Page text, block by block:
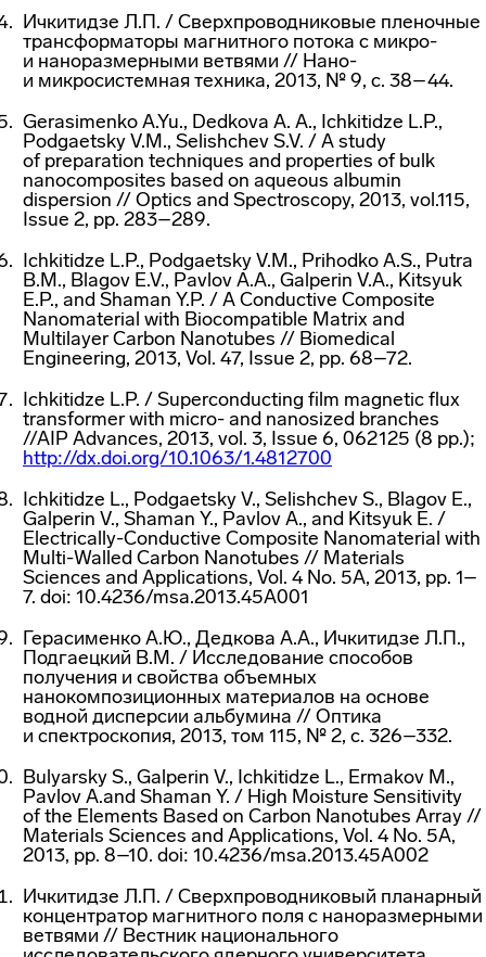
Ичкитидзе Л.П. / Сверхпроводниковые пленочные
трансформаторы магнитного потока с микро-
и наноразмерными ветвями // Нано-
и микросистемная техника, 2013, № 9, с. 38–44.
Gerasimenko A.Yu., Dedkova A. A., Ichkitidze L.P.,
Podgaetsky V.M., Selishchev S.V. / A study
of preparation techniques and properties of bulk
nanocomposites based on aqueous albumin
dispersion // Optics and Spectroscopy, 2013, vol.115,
Issue 2, pp. 283–289.
Ichkitidze L.P., Podgaetsky V.M., Prihodko A.S., Putra
B.M., Blagov E.V., Pavlov A.A., Galperin V.A., Kitsyuk
E.P., and Shaman Y.P. / A Conductive Composite
Nanomaterial with Biocompatible Matrix and
Multilayer Carbon Nanotubes // Biomedical
Engineering, 2013, Vol. 47, Issue 2, pp. 68–72.
Ichkitidze L.P. / Superconducting film magnetic flux
transformer with micro- and nanosized branches
//AIP Advances, 2013, vol. 3, Issue 6, 062125 (8 pp.);
http://dx.doi.org/10.1063/1.4812700
Ichkitidze L., Podgaetsky V., Selishchev S., Blagov E.,
Galperin V., Shaman Y., Pavlov A., and Kitsyuk E. /
Electrically-Conductive Composite Nanomaterial with
Multi-WalledCarbon Nanotubes // Materials
Sciences and Applications, Vol. 4 No. 5A, 2013, pp. 1–
7. doi: 10.4236/msa.2013.45A001
Герасименко А.Ю., Дедкова А.А., Ичкитидзе Л.П.,
Подгаецкий В.М. / Исследование способов
получения и свойства объемных
нанокомпозиционных материалов на основе
водной дисперсии альбумина // Оптика
и спектроскопия, 2013, том 115, № 2, с. 326–332.
Bulyarsky S., Galperin V., Ichkitidze L., Ermakov M.,
Pavlov A.and Shaman Y. / High Moisture Sensitivity
of the Elements Based on Carbon Nanotubes Array //
Materials Sciences and Applications, Vol. 4 No. 5A,
2013, pp. 8–10. doi: 10.4236/msa.2013.45A002
Ичкитидзе Л.П. / Сверхпроводниковый планарный
концентратор магнитного поля с наноразмерными
ветвями // Вестник национального